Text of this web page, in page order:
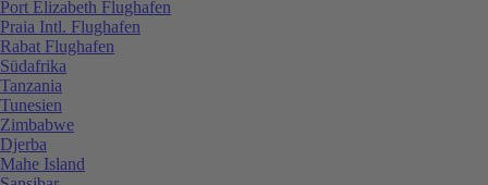
Port Elizabeth Flughafen
Praia Intl. Flughafen
Rabat Flughafen
Südafrika
Tanzania
Tunesien
Zimbabwe
Djerba
Mahe Island